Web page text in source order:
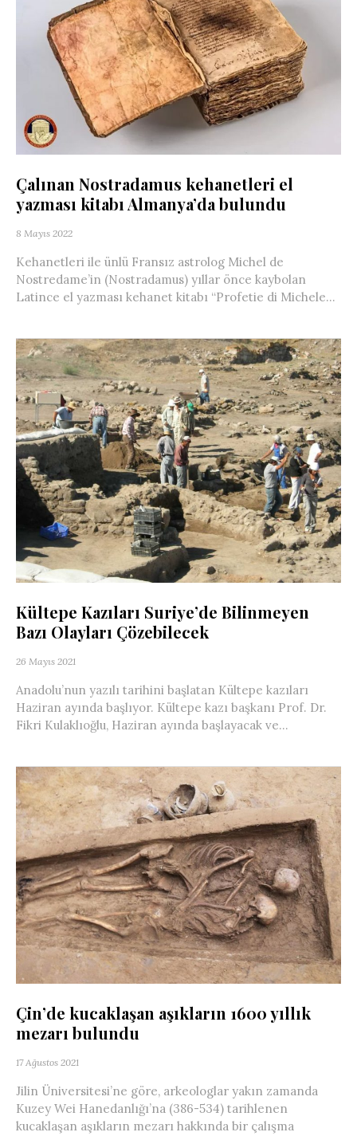
Çalınan Nostradamus kehanetleri el
yazması kitabı Almanya’da bulundu
8 Mayıs 2022
Kehanetleri ile ünlü Fransız astrolog Michel de
Nostredame’in (Nostradamus) yıllar önce kaybolan
Latince el yazması kehanet kitabı “Profetie di Michele...
Kültepe Kazıları Suriye’de Bilinmeyen
Bazı Olayları Çözebilecek
26 Mayıs 2021
Anadolu’nun yazılı tarihini başlatan Kültepe kazıları
Haziran ayında başlıyor. Kültepe kazı başkanı Prof. Dr.
Fikri Kulaklıoğlu, Haziran ayında başlayacak ve...
Çin’de kucaklaşan aşıkların 1600 yıllık
mezarı bulundu
17 Ağustos 2021
Jilin Üniversitesi’ne göre, arkeologlar yakın zamanda
Kuzey Wei Hanedanlığı’na (386-534) tarihlenen
kucaklaşan aşıkların mezarı hakkında bir çalışma